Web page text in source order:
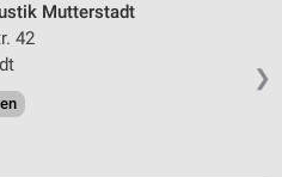
❯
Mutterstadt
42